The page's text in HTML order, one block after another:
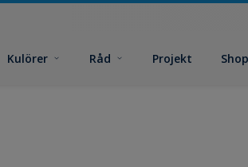
Kulörer Råd Projekt